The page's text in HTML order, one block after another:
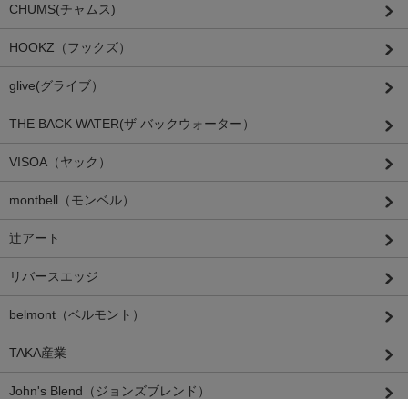
CHUMS(チャムス)
HOOKZ（フックズ）
glive(グライブ）
THE BACK WATER(ザ バックウォーター）
VISOA（ヤック）
montbell（モンベル）
辻アート
リバースエッジ
belmont（ベルモント）
TAKA産業
John's Blend（ジョンズブレンド）